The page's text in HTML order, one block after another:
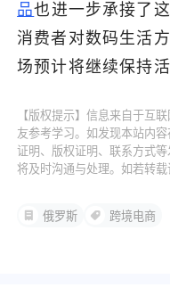
品也进一步承接了
消费者对数码生活
场预计将继续保持活
【版权提示】信息来自于互
友参考学习。如发现本站内
证明、版权证明、联系方式
将及时沟通与处理。如若转
俄罗斯 跨境电商